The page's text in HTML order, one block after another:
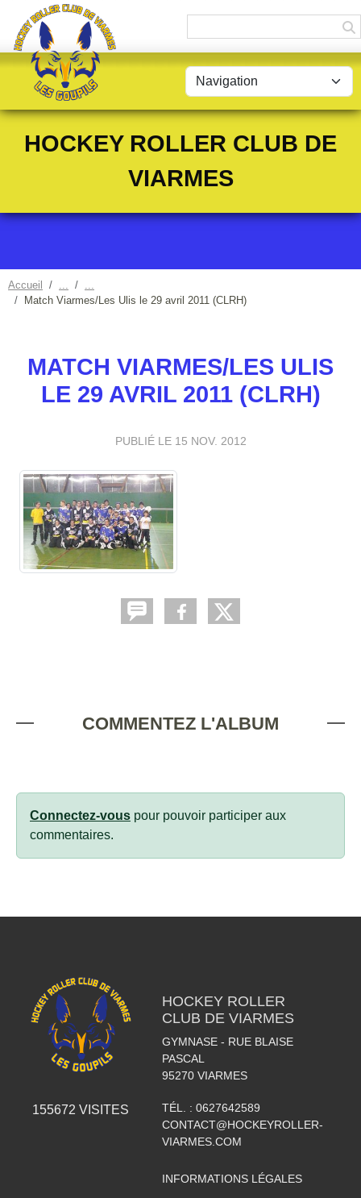
HOCKEY ROLLER CLUB DE
VIARMES
Accueil
Match Viarmes/Les Ulis le 29 avril 2011 (CLRH)
MATCH VIARMES/LES ULIS
LE 29 AVRIL 2011 (CLRH)
PUBLIÉ LE 15 NOV. 2012
COMMENTEZ L'ALBUM
Connectez-vous pour pouvoir participer aux
commentaires.
155672 VISITES
HOCKEY ROLLER
CLUB DE VIARMES
GYMNASE - RUE BLAISE
PASCAL
95270 VIARMES
TÉL. : 0627642589
CONTACT@HOCKEYROLLER-
VIARMES.COM
INFORMATIONS LÉGALES
Panneau de gestion des cookies